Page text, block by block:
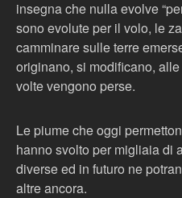
insegna che nulla evolve
sono evolute per il volo, le
camminare sulle terre
originano, si modificano,
volte vengono perse.
Le piume che oggi
hanno svolto per migliaia di
diverse ed in futuro ne
altre ancora.